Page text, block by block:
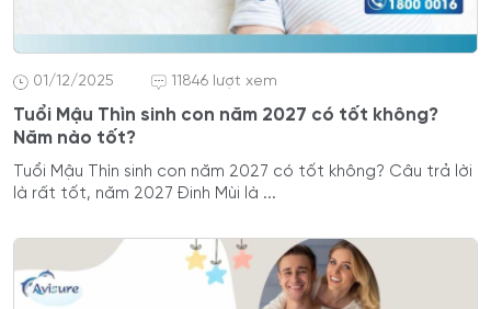
01/12/2025 11846 lượt xem
Tuổi Mậu Thìn sinh con năm 2027 có tốt không?
Năm nào tốt?
Tuổi Mậu Thìn sinh con năm 2027 có tốt không? Câu trả lời
là rất tốt, năm 2027 Đinh Mùi là ...